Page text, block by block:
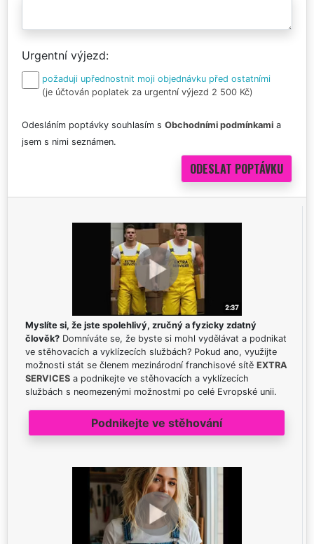
Urgentní výjezd
požaduji upřednostnit moji objednávku před ostatními
(je účtován poplatek za urgentní výjezd 2 500 Kč)
Odesláním poptávky souhlasím s Obchodními podmínkami a
jsem s nimi seznámen.
Myslíte si, že jste spolehlivý, zručný a fyzicky zdatný
člověk? Domníváte se, že byste si mohl vydělávat a podnikat
ve stěhovacích a vyklízecích službách? Pokud ano, využijte
možnosti stát se členem mezinárodní franchisové sítě EXTRA
SERVICES a podnikejte ve stěhovacích a vyklízecích
službách s neomezenými možnostmi po celé Evropské unii.
Podnikejte ve stěhování